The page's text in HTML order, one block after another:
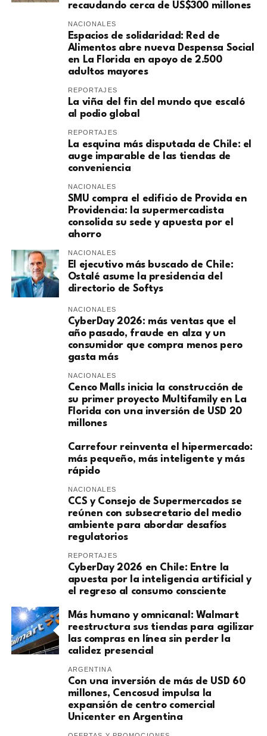
recaudando cerca de US$300 millones
NACIONALES
Espacios de solidaridad: Red de
Alimentos abre nueva Despensa Social
en La Florida en apoyo de 2.500
adultos mayores
REPORTAJES
La viña del fin del mundo que escaló
al podio global
REPORTAJES
La esquina más disputada de Chile: el
auge imparable de las tiendas de
conveniencia
NACIONALES
SMU compra el edificio de Provida en
Providencia: la supermercadista
consolida su sede y apuesta por el
ahorro
NACIONALES
El ejecutivo más buscado de Chile:
Ostalé asume la presidencia del
directorio de Softys
NACIONALES
CyberDay 2026: más ventas que el
año pasado, fraude en alza y un
consumidor que compra menos pero
gasta más
NACIONALES
Cenco Malls inicia la construcción de
su primer proyecto Multifamily en La
Florida con una inversión de USD 20
millones
Carrefour reinventa el hipermercado:
más pequeño, más inteligente y más
rápido
NACIONALES
CCS y Consejo de Supermercados se
reúnen con subsecretario del medio
ambiente para abordar desafíos
regulatorios
REPORTAJES
CyberDay 2026 en Chile: Entre la
apuesta por la inteligencia artificial y
el regreso al consumo consciente
Más humano y omnicanal: Walmart
reestructura sus tiendas para agilizar
las compras en línea sin perder la
calidez presencial
ARGENTINA
Con una inversión de más de USD 60
millones, Cencosud impulsa la
expansión de centro comercial
Unicenter en Argentina